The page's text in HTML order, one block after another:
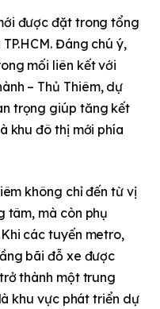
được đặt trong tổng
Đáng chú ý,
mối liên kết với
– Thủ Thiêm, dự
trọng giúp tăng kết
khu đô thị mới phía
không chỉ đến từ vị
tâm, mà còn phụ
các tuyến metro,
bãi đỗ xe được
thành một trung
khu vực phát triển dự